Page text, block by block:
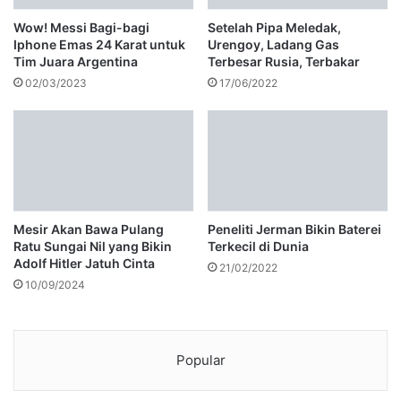
Wow! Messi Bagi-bagi
Iphone Emas 24 Karat untuk
Tim Juara Argentina
02/03/2023
Setelah Pipa Meledak,
Urengoy, Ladang Gas
Terbesar Rusia, Terbakar
17/06/2022
Mesir Akan Bawa Pulang
Ratu Sungai Nil yang Bikin
Adolf Hitler Jatuh Cinta
10/09/2024
Peneliti Jerman Bikin Baterei
Terkecil di Dunia
21/02/2022
Popular